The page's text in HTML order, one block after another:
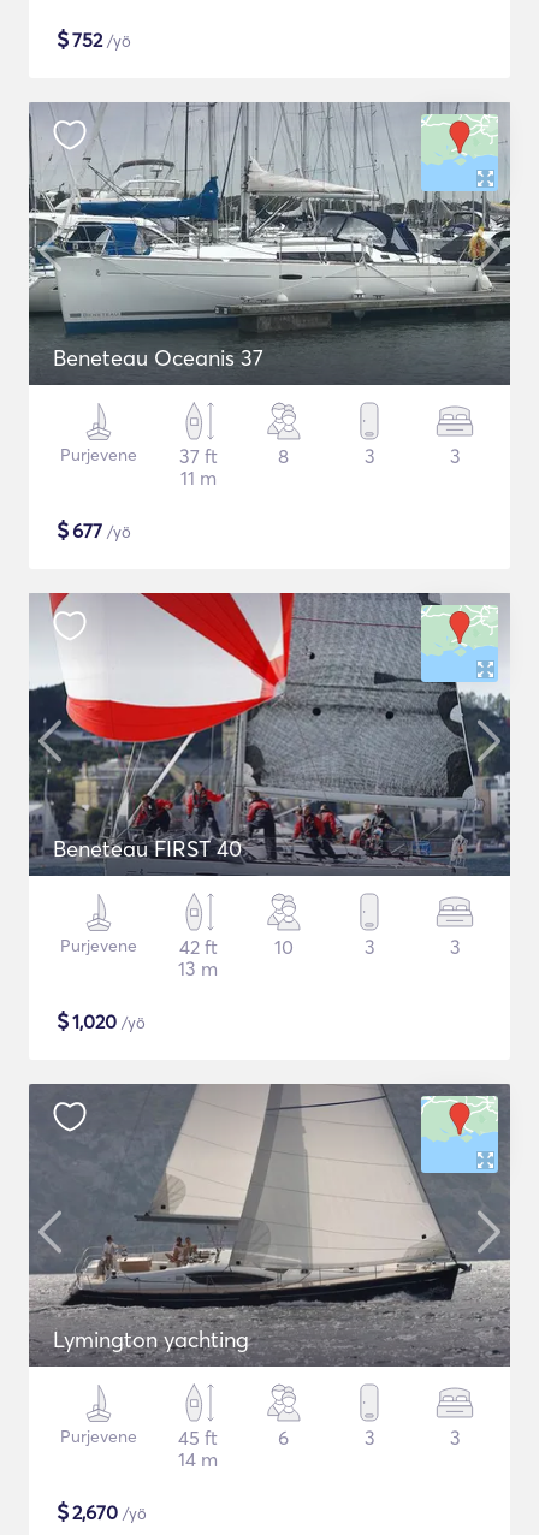
$752/yö
Beneteau Oceanis 37
Purjevene
37 ft
11 m
8 3 3
$677 /yö
Beneteau FIRST 40
Purjevene
42 ft
13 m
10 3 3
$1,020 /yö
Lymington yachting
Purjevene
45 ft
14 m
6 3 3
$2,670 /yö